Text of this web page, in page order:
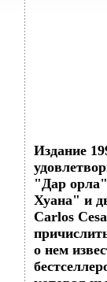
Издание
"Дар
Хуана" и
Carlos
о нем